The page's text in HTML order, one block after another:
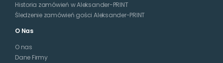
Historia zamówień w Aleksander-PRINT
Śledzenie zamówień gości Aleksander-PRINT
O Nas
O nas
Dane Firmy